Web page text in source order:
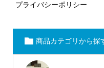
プライバシーポリシー
商品カテゴリから探